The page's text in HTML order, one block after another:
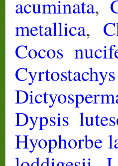
acuminata,
metallica,
Cocos
Dypsis
Hyophorbe